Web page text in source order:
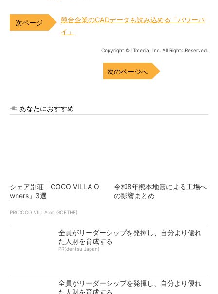
競合企業のCADデータも読み込める「パワーバ
イ」
Copyright © ITmedia, Inc. All Rights Reserved.
次のページへ
あなたにおすすめ
シェア別荘「COCO VILLA O
wners」3選
PR(COCO VILLA on GOETHE)
令和8年熊本地震による工場へ
の影響まとめ
全員がリーダーシップを発揮し、自分より優れ
た人財を育成する
PR(dentsu Japan)
全員がリーダーシップを発揮し、自分より優れ
た人財を育成する